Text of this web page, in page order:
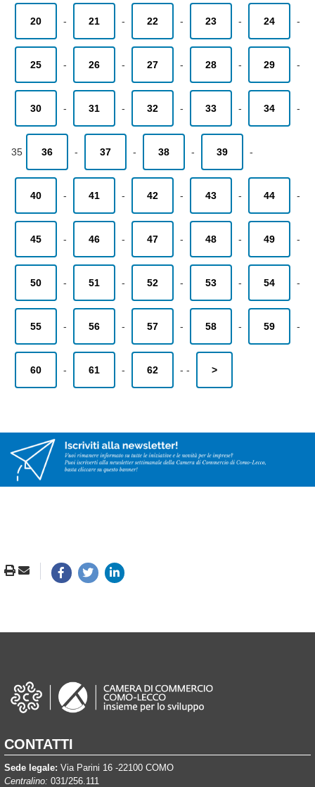
20 - 21 - 22 - 23 - 24 -
25 - 26 - 27 - 28 - 29 -
30 - 31 - 32 - 33 - 34 -
35 36 - 37 - 38 - 39 -
40 - 41 - 42 - 43 - 44 -
45 - 46 - 47 - 48 - 49 -
50 - 51 - 52 - 53 - 54 -
55 - 56 - 57 - 58 - 59 -
60 - 61 - 62 - - >
CONTATTI
Sede legale: Via Parini 16 -22100 COMO
Centralino: 031/256.111